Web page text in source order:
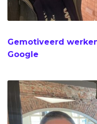
Gemotiveerd
Google